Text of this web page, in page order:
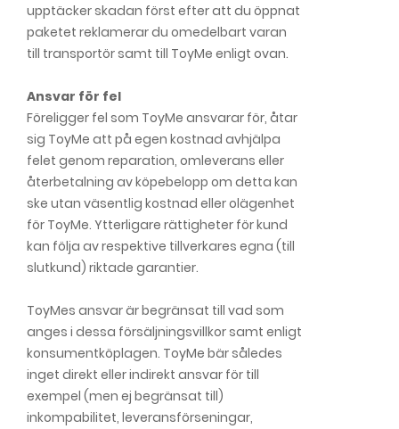
upptäcker skadan först efter att du öppnat
paketet reklamerar du omedelbart varan
till transportör samt till ToyMe enligt ovan.
Ansvar för fel
Föreligger fel som ToyMe ansvarar för, åtar
sig ToyMe att på egen kostnad avhjälpa
felet genom reparation, omleverans eller
återbetalning av köpebelopp om detta kan
ske utan väsentlig kostnad eller olägenhet
för ToyMe. Ytterligare rättigheter för kund
kan följa av respektive tillverkares egna (till
slutkund) riktade garantier.
ToyMes ansvar är begränsat till vad som
anges i dessa försäljningsvillkor samt enligt
konsumentköplagen. ToyMe bär således
inget direkt eller indirekt ansvar för till
exempel (men ej begränsat till)
inkompabilitet, leveransförseningar,